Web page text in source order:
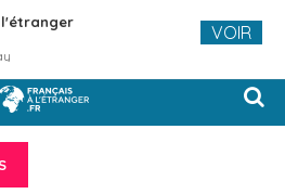
l'étranger VOIR